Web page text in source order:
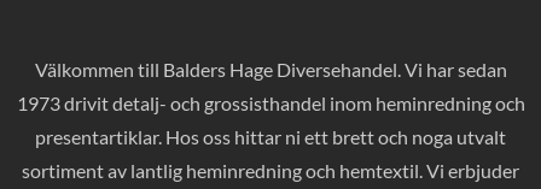
Välkommen till Balders Hage Diversehandel. Vi har sedan
1973 drivit detalj- och grossisthandel inom heminredning och
presentartiklar. Hos oss hittar ni ett brett och noga utvalt
sortiment av lantlig heminredning och hemtextil. Vi erbjuder